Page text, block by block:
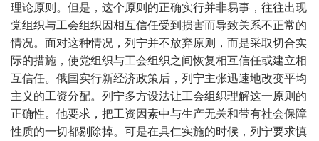
理论原则。但是，这个原则的正确实行并非易事，往往出现
党组织与工会组织因相互信任受到损害而导致关系不正常的
情况。面对这种情况，列宁并不放弃原则，而是采取切合实
际的措施，使党组织与工会组织之间恢复相互信任或建立相
互信任。俄国实行新经济政策后，列宁主张迅速地改变平均
主义的工资分配。列宁多方设法让工会组织理解这一原则的
正确性。他要求，把工资因素中与生产无关和带有社会保障
性质的一切都剔除掉。可是在具仁实施的时候，列宁要求慎